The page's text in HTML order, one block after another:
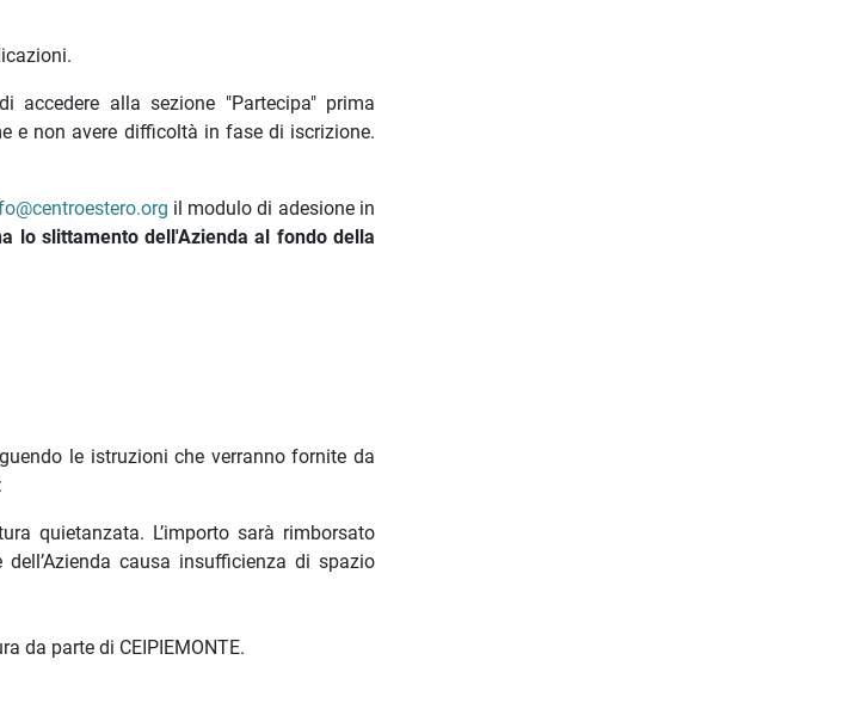
alla sezione "Partecipa" prima
e non avere difficoltà in fase di iscrizione.
il modulo di adesione in
lo slittamento dell'Azienda al fondo della
le istruzioni che verranno fornite da
quietanzata. L’importo sarà rimborsato
causa insufficienza di spazio
da parte di CEIPIEMONTE.